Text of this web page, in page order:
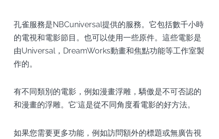
孔雀服務是NBCuniversal提供的服務。它包括數千小時
的電視和電影節目。也可以使用一些原件。這些電影是
由Universal，DreamWorks動畫和焦點功能等工作室製
作的。
有不同類別的電影，例如漫畫浮雕，驕傲是不可否認的
和漫畫的浮雕。它'這是從不同角度看電影的好方法。
如果您需要更多功能，例如訪問額外的標題或無廣告視